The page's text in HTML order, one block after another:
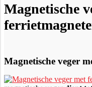
Magnetische
Magnetische veger